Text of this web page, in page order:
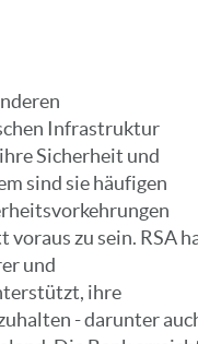
Infrastruktur
Sicherheit und
sind sie häufigen
zu sein. RSA
und
ihre
- darunter